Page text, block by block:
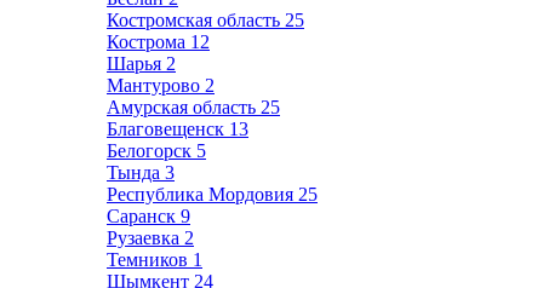
Костромская область 25
Кострома 12
Шарья 2
Мантурово 2
Амурская область 25
Благовещенск 13
Белогорск 5
Тында 3
Республика Мордовия 25
Саранск 9
Рузаевка 2
Темников 1
Шымкент 24